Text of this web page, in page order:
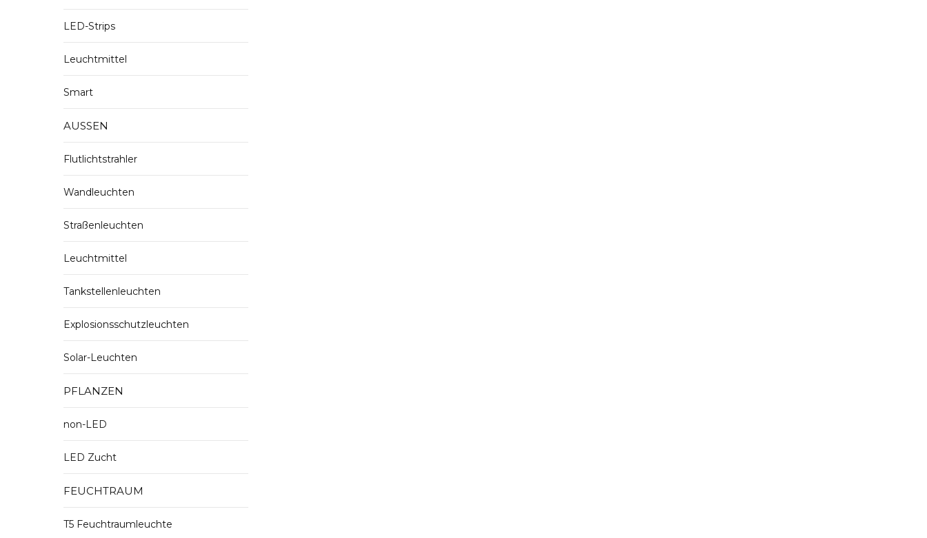
LED-Strips
Leuchtmittel
Smart
AUSSEN
Flutlichtstrahler
Wandleuchten
Straßenleuchten
Leuchtmittel
Tankstellenleuchten
Explosionsschutzleuchten
Solar-Leuchten
PFLANZEN
non-LED
LED Zucht
FEUCHTRAUM
T5 Feuchtraumleuchte